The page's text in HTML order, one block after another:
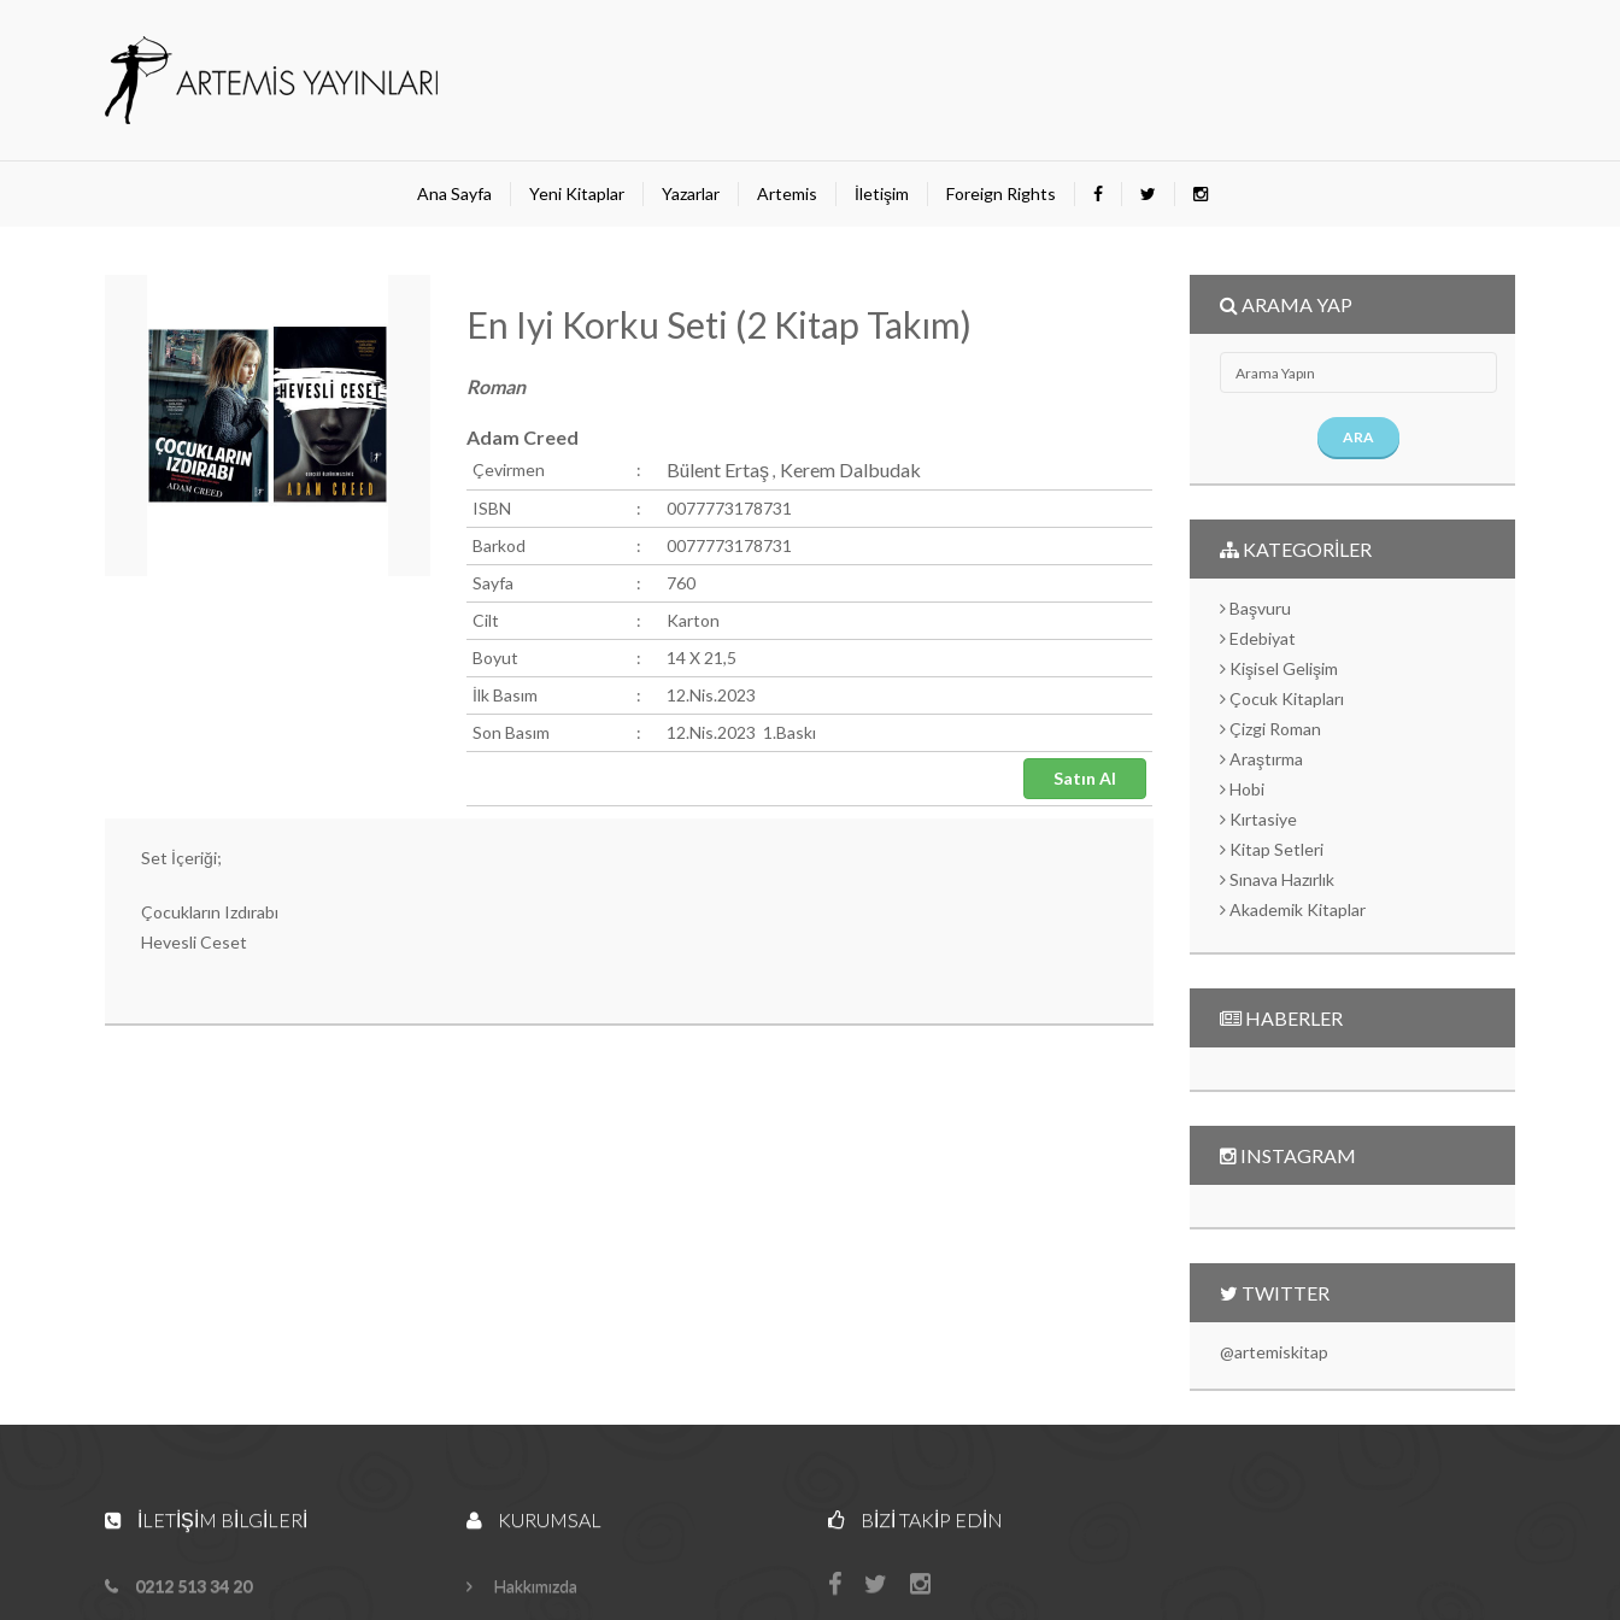
Ana Sayfa Yeni Kitaplar Yazarlar Artemis İletişim Foreign Rights
En Iyi Korku Seti (2 Kitap Takım)
Roman
Adam Creed
Çevirmen : Bülent Ertaş, Kerem Dalbudak
ISBN :
0077773178731
Barkod
:
0077773178731
Sayfa
:
760
Cilt
:
Karton
Boyut
:
14 X 21,5
İlk Basım
:
12.Nis.2023
Son Basım
: 12.Nis.2023 1.Baskı
Set İçeriği;
Çocukların Izdırabı
Hevesli Ceset
ARAMA YAP
ARA
KATEGORİLER
Başvuru
Edebiyat
Kişisel Gelişim
Çocuk Kitapları
Çizgi Roman
Araştırma
Hobi
Kırtasiye
Kitap Setleri
Sınava Hazırlık
Akademik Kitaplar
HABERLER
INSTAGRAM
TWITTER
@artemiskitap
İLETIŞIM BILGILERI
0212 513 34 20
KURUMSAL
Hakkımızda
BIZI TAKIP EDIN